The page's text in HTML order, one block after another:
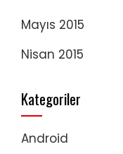
Mayıs 2015
Nisan 2015
Kategoriler
Android